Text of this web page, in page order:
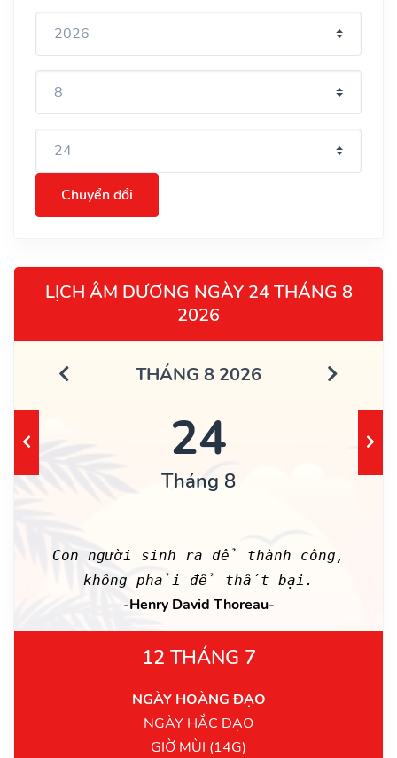
Chuyển đổi
LỊCH ÂM DƯƠNG NGÀY 24 THÁNG 8
2026
THÁNG 8 2026
24
Tháng 8
Con người sinh ra để thành công,
không phải để thất bại.
-Henry David Thoreau-
12 THÁNG 7
NGÀY HOÀNG ĐẠO
NGÀY HẮC ĐẠO
GIỜ MÙI (14G)